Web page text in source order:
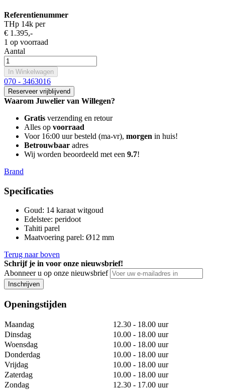
Referentienummer
THp 14k per
€ 1.395,-
1 op voorraad
Aantal
In Winkelwagen
070 - 3463016
Reserveer vrijblijvend
Waarom Juwelier van Willegen?
Gratis verzending en retour
Alles op voorraad
Voor 16:00 uur besteld (ma-vr), morgen in huis!
Betrouwbaar adres
Wij worden beoordeeld met een 9.7!
Brand
Specificaties
Goud: 14 karaat witgoud
Edelstee: peridoot
Tahiti parel
Maatvoering parel: Ø12 mm
Terug naar boven
Schrijf je in voor onze nieuwsbrief!
Abonneer u op onze nieuwsbrief
Inschrijven
Openingstijden
Maandag
12.30 - 18.00 uur
Dinsdag
10.00 - 18.00 uur
Woensdag
10.00 - 18.00 uur
Donderdag
10.00 - 18.00 uur
Vrijdag
10.00 - 18.00 uur
Zaterdag
10.00 - 18.00 uur
Zondag
12.30 - 17.00 uur